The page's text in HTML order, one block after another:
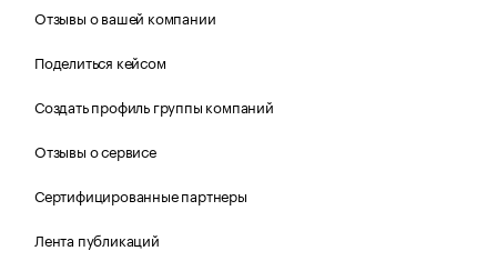
Отзывы о вашей компании
Поделиться кейсом
Создать профиль группы компаний
Отзывы о сервисе
Сертифицированные партнеры
Лента публикаций